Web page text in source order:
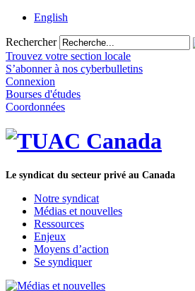
English
Rechercher
Trouvez votre section locale
S’abonner à nos cyberbulletins
Connexion
Bourses d'études
Coordonnées
Le syndicat du secteur privé au Canada
Notre syndicat
Médias et nouvelles
Ressources
Enjeux
Moyens d’action
Se syndiquer